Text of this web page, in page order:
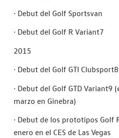
· Debut del Golf Sportsvan
· Debut del Golf R Variant7
2015
· Debut del Golf GTI Clubsport8
· Debut del Golf GTD Variant9
marzo en Ginebra)
· Debut de los prototipos Golf
enero en el CES de Las Vegas